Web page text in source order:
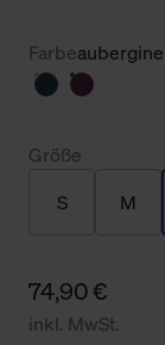
Farbe
Größe
S M
74,90 €
inkl. MwSt.